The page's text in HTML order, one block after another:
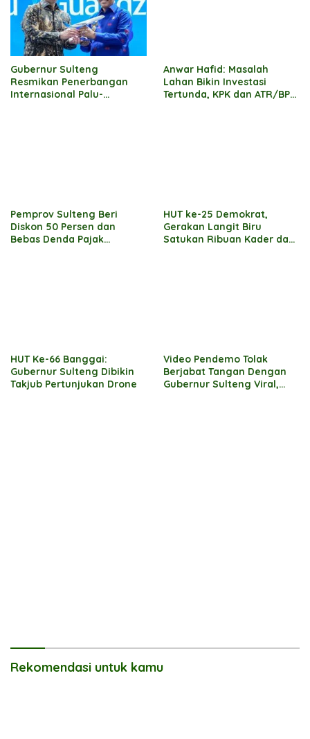
Gubernur Sulteng
Resmikan Penerbangan
Internasional Palu-
Anwar Hafid: Masalah
Lahan Bikin Investasi
Tertunda, KPK dan ATR/BPN
Pemprov Sulteng Beri
Diskon 50 Persen dan
Bebas Denda Pajak
HUT ke-25 Demokrat,
Gerakan Langit Biru
Satukan Ribuan Kader dan
HUT Ke-66 Banggai:
Gubernur Sulteng Dibikin
Takjub Pertunjukan Drone
Video Pendemo Tolak
Berjabat Tangan Dengan
Gubernur Sulteng Viral,
Rekomendasi untuk kamu